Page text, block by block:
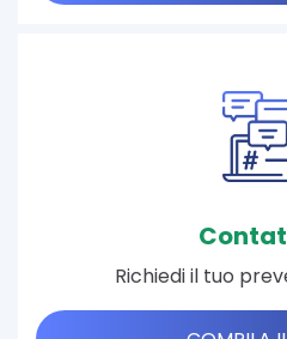
Richiedi il tuo